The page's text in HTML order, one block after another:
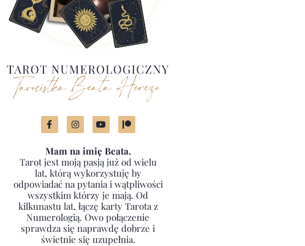
Mam na imię Beata.
Tarot jest moją pasją już od wielu
lat, którą wykorzystuję by
odpowiadać na pytania i wątpliwości
wszystkim którzy je mają. Od
kilkunastu lat, łączę karty Tarota z
Numerologią. Owo połączenie
sprawdza się naprawdę dobrze i
świetnie się uzupełnia.